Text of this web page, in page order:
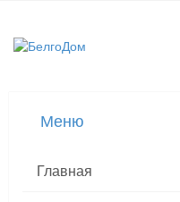
Главная